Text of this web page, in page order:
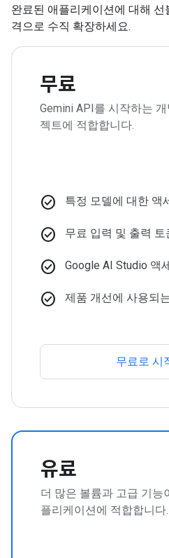
완료된 애플리케이션에 대해
격으로 수직 확장하세요.
무료
Gemini API를 시작하는
젝트에 적합합니다.
check_circle 특정 모델에 대한 액
check_circle 무료 입력 및 출력 토
check_circle Google AI Studio 액
check_circle 제품 개선에 사용되
무료로 시
유료
더 많은 볼륨과 고급 기능
플리케이션에 적합합니다.